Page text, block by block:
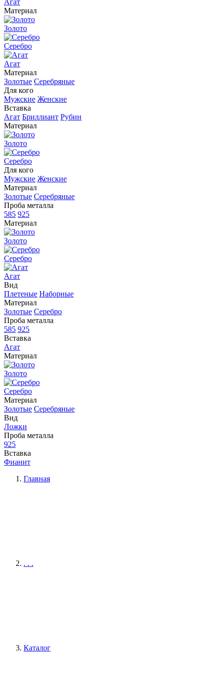
Агат
Материал
Золото
Серебро
Агат
Материал
Золотые Серебряные
Для кого
Мужские Женские
Вставка
Агат Бриллиант Рубин
Материал
Золото
Серебро
Для кого
Мужские Женские
Материал
Золотые Серебряные
Проба металла
585 925
Материал
Золото
Серебро
Агат
Вид
Плетеные Наборные
Материал
Золотые Серебро
Проба металла
585 925
Вставка
Агат
Материал
Золото
Серебро
Материал
Золотые Серебряные
Вид
Ложки
Проба металла
925
Вставка
Фианит
Главная
. . .
Каталог